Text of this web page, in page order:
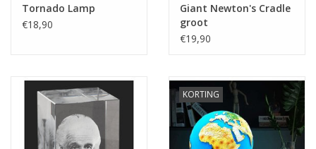
Tornado Lamp
€18,90
Giant Newton's Cradle
groot
€19,90
KORTING